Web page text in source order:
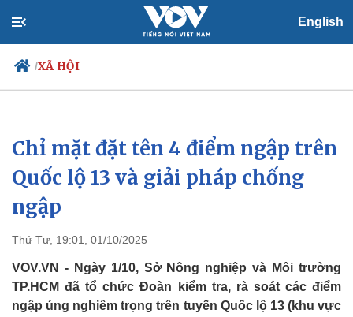
English
/XÃ HỘI
Chính trị
Đảng
Tổ chức nhân sự
Quốc hội
Nhận diện sự thật
Xã hội
Tin 24h
Dự báo thời tiết
Chỉ mặt đặt tên 4 điểm ngập trên
Quốc lộ 13 và giải pháp chống
ngập
Thứ Tư, 19:01, 01/10/2025
VOV.VN - Ngày 1/10, Sở Nông nghiệp và Môi trường
TP.HCM đã tổ chức Đoàn kiểm tra, rà soát các điểm
ngập úng nghiêm trọng trên tuyến Quốc lộ 13 (khu vực